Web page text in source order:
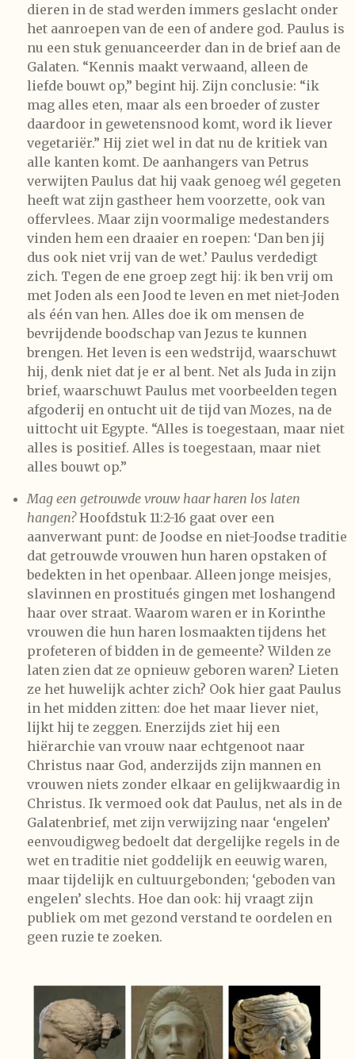
dieren in de stad werden immers geslacht onder
het aanroepen van de een of andere god. Paulus is
nu een stuk genuanceerder dan in de brief aan de
Galaten. “Kennis maakt verwaand, alleen de
liefde bouwt op,” begint hij. Zijn conclusie: “ik
mag alles eten, maar als een broeder of zuster
daardoor in gewetensnood komt, word ik liever
vegetariër.” Hij ziet wel in dat nu de kritiek van
alle kanten komt. De aanhangers van Petrus
verwijten Paulus dat hij vaak genoeg wél gegeten
heeft wat zijn gastheer hem voorzette, ook van
offervlees. Maar zijn voormalige medestanders
vinden hem een draaier en roepen: ‘Dan ben jij
dus ook niet vrij van de wet.’ Paulus verdedigt
zich. Tegen de ene groep zegt hij: ik ben vrij om
met Joden als een Jood te leven en met niet-Joden
als één van hen. Alles doe ik om mensen de
bevrijdende boodschap van Jezus te kunnen
brengen. Het leven is een wedstrijd, waarschuwt
hij, denk niet dat je er al bent. Net als Juda in zijn
brief, waarschuwt Paulus met voorbeelden tegen
afgoderij en ontucht uit de tijd van Mozes, na de
uittocht uit Egypte. “Alles is toegestaan, maar niet
alles is positief. Alles is toegestaan, maar niet
alles bouwt op.”
Mag een getrouwde vrouw haar haren los laten
hangen?Hoofdstuk 11:2-16 gaat over een
aanverwant punt: de Joodse en niet-Joodse traditie
dat getrouwde vrouwen hun haren opstaken of
bedekten in het openbaar. Alleen jonge meisjes,
slavinnen en prostitués gingen met loshangend
haar over straat. Waarom waren er in Korinthe
vrouwen die hun haren losmaakten tijdens het
profeteren of bidden in de gemeente? Wilden ze
laten zien dat ze opnieuw geboren waren? Lieten
ze het huwelijk achter zich? Ook hier gaat Paulus
in het midden zitten: doe het maar liever niet,
lijkt hij te zeggen. Enerzijds ziet hij een
hiërarchie van vrouw naar echtgenoot naar
Christus naar God, anderzijds zijn mannen en
vrouwen niets zonder elkaar en gelijkwaardig in
Christus. Ik vermoed ook dat Paulus, net als in de
Galatenbrief, met zijn verwijzing naar ‘engelen’
eenvoudigweg bedoelt dat dergelijke regels in de
wet en traditie niet goddelijk en eeuwig waren,
maar tijdelijk en cultuurgebonden; ‘geboden van
engelen’ slechts. Hoe dan ook: hij vraagt zijn
publiek om met gezond verstand te oordelen en
geen ruzie te zoeken.